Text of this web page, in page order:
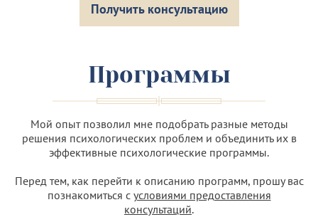
Получить консультацию
Программы
Мой опыт позволил мне подобрать разные методы
решения психологических проблем и объединить их в
эффективные психологические программы.
Перед тем, как перейти к описанию программ, прошу вас
познакомиться с условиями предоставления
консультаций.